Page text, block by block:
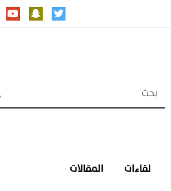
لقاءات المقالات